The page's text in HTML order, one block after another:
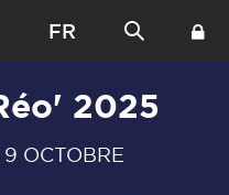
FR
2025
OCTOBRE